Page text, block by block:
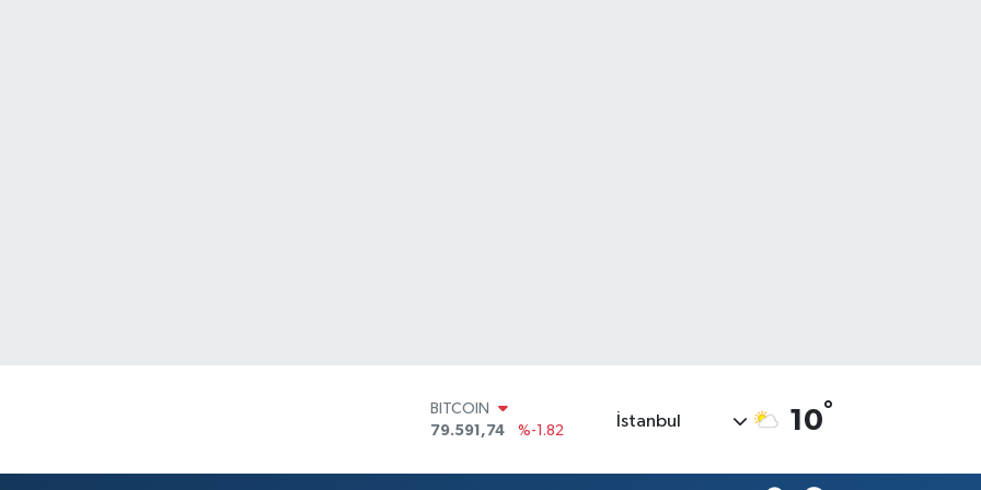
DOLAR
45,43620
%0.02
53,38690
%0.19
İstanbul 10°